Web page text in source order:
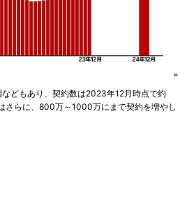
どもあり、契約数は2023年12月時点で約
らに、800万～1000万にまで契約を増やし